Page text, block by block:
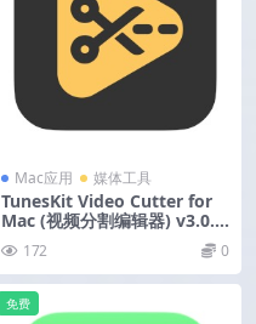
Mac应用 媒体工具
TunesKit Video Cutter for
Mac (视频分割编辑器) v3.0.0
172 0
免费